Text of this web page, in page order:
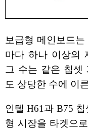
보급형 메인보드
마다 하나 이상의
그 수는 같은 칩셋
도 상당한 수에 이
인텔 H61과 B75
형 시장을 타겟으